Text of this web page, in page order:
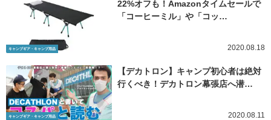
キャンプギア・キャンプ用品
22%オフも！Amazonタイムセールで
「コーヒーミル」や「コッ…
2020.08.18
キャンプギア・キャンプ用品
【デカトロン】キャンプ初心者は絶対
行くべき！デカトロン幕張店へ潜…
2020.08.11